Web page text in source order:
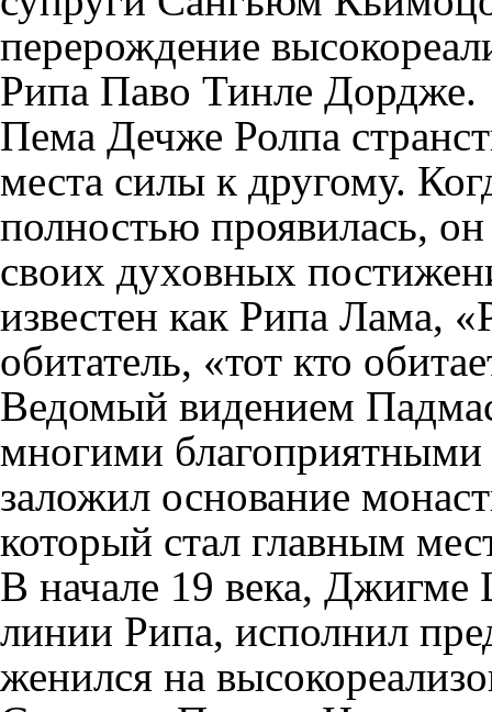
перерождение
Рипа Паво Тинле Дордже.
Пема Дечже Ролпа
места силы к другому.
полностью проявилась,
своих духовных
известен как Рипа Лама,
обитатель, «тот кто
Ведомый видением
многими
заложил основание
который стал главным
В начале 19 века, Джигме
линии Рипа, исполнил
женился на